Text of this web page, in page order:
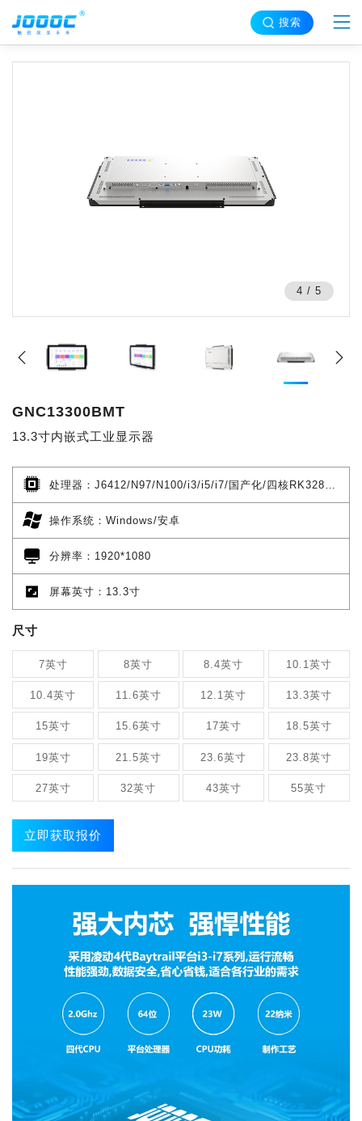
搜索
5 / 5
GNC13300BMT
13.3寸内嵌式工业显示器
处理器：J6412/N97/N100/i3/i5/i7/国产化/四核RK3288/四核RK3568/六核RK3399/八核RK3588
操作系统：Windows/安卓
分辨率：1920*1080
屏幕英寸：13.3寸
尺寸
7英寸 8英寸 8.4英寸 10.1英寸
10.4英寸 11.6英寸 12.1英寸 13.3英寸
15英寸 15.6英寸 17英寸 18.5英寸
19英寸 21.5英寸 23.6英寸 23.8英寸
27英寸 32英寸 43英寸 55英寸
立即获取报价